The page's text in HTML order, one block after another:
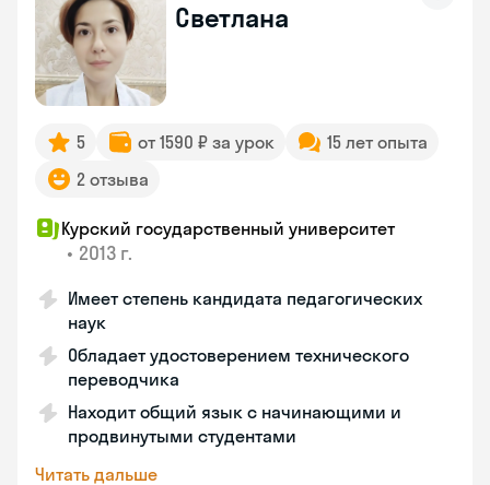
Светлана
5 от 1590 ₽ за урок
15 лет опыта
2 отзыва
Курский государственный университет
• 2013 г.
Имеет степень кандидата педагогических
наук
Обладает удостоверением технического
переводчика
Находит общий язык с начинающими и
продвинутыми студентами
Читать дальше